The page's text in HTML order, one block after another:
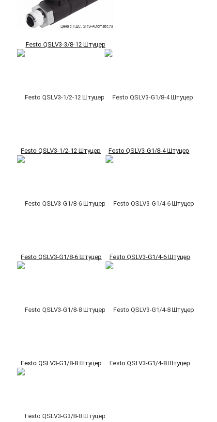
Festo QSLV3-3/8-12 Штуцер
Festo QSLV3-1/2-12 Штуцер Festo QSLV3-G1/8-4 Штуцер
Festo QSLV3-G1/8-6 Штуцер Festo QSLV3-G1/4-6 Штуцер
Festo QSLV3-G1/8-8 Штуцер Festo QSLV3-G1/4-8 Штуцер